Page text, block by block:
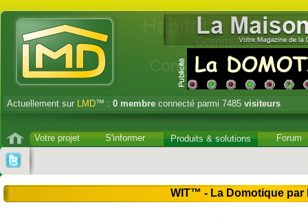
Actuellement sur LMD™ : 0 membre connecté parmi 7485 visiteurs
Votre projet S'informer Produits & solutions Forum
WIT™ - La Domotique par